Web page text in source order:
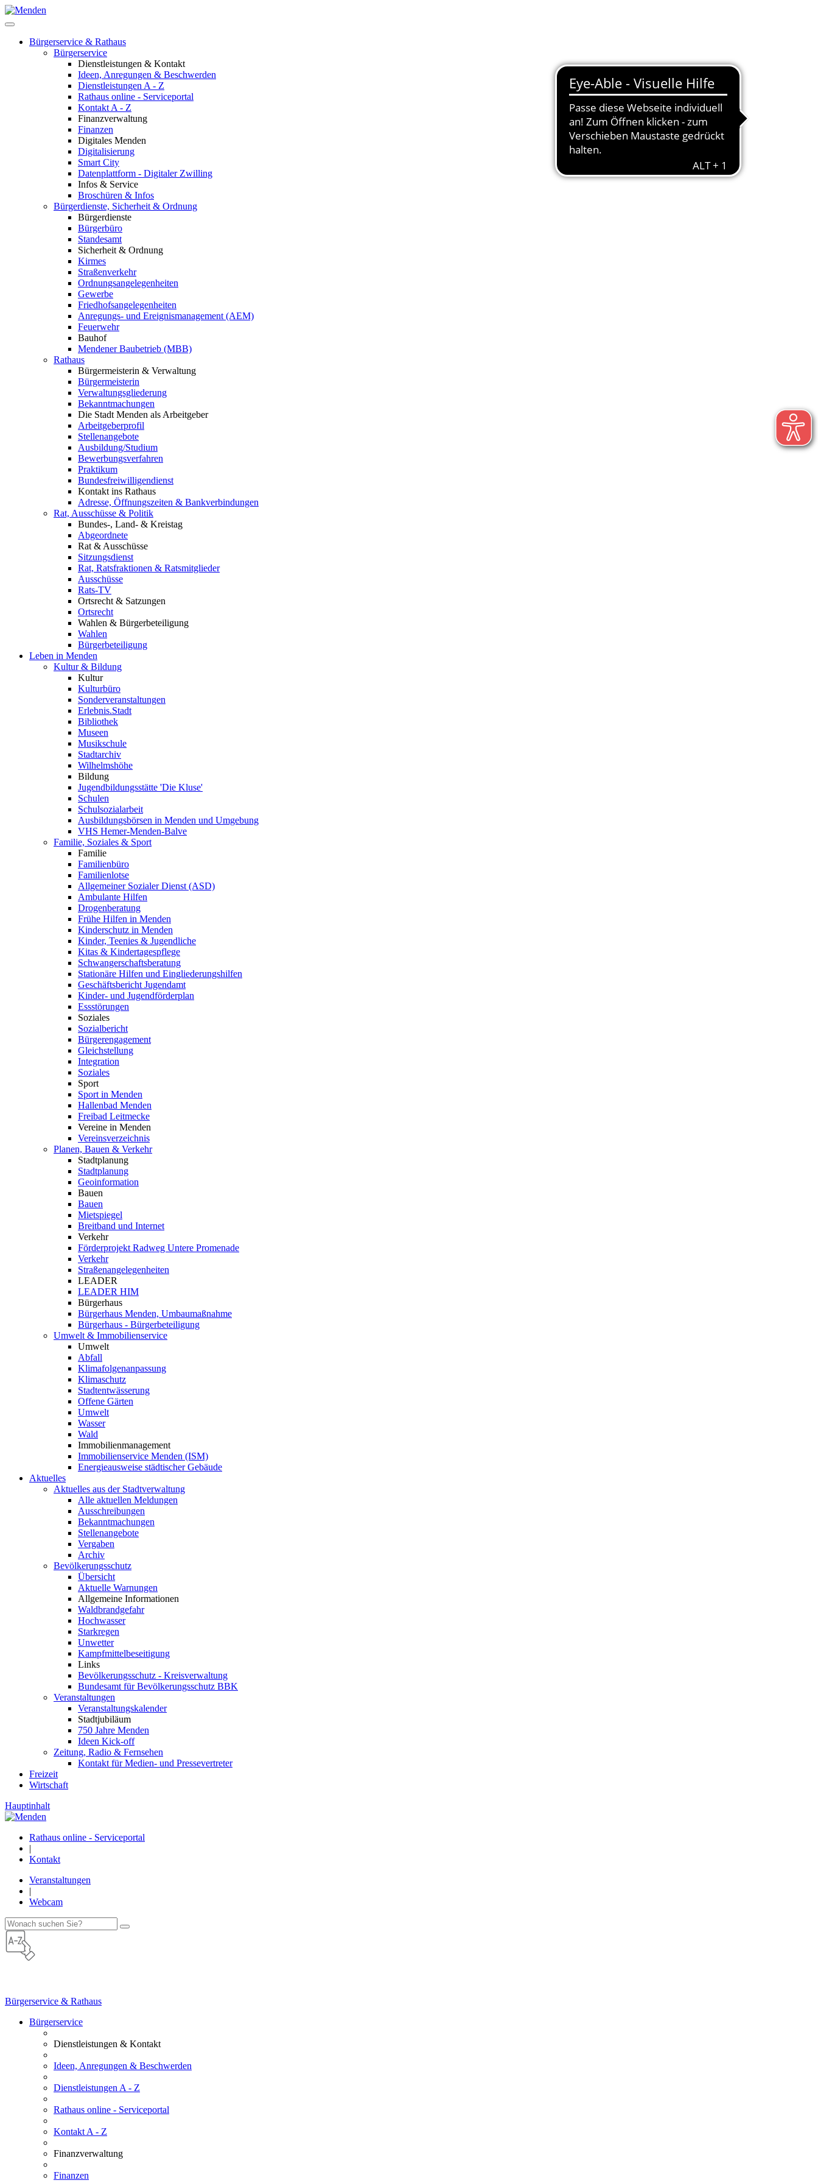
Bürgerservice & Rathaus
Bürgerservice
Dienstleistungen & Kontakt
Ideen, Anregungen & Beschwerden
Dienstleistungen A - Z
Rathaus online - Serviceportal
Kontakt A - Z
Finanzverwaltung
Finanzen
Digitales Menden
Digitalisierung
Smart City
Datenplattform - Digitaler Zwilling
Infos & Service
Broschüren & Infos
Bürgerdienste, Sicherheit & Ordnung
Bürgerdienste
Bürgerbüro
Standesamt
Sicherheit & Ordnung
Kirmes
Straßenverkehr
Ordnungsangelegenheiten
Gewerbe
Friedhofsangelegenheiten
Anregungs- und Ereignismanagement (AEM)
Feuerwehr
Bauhof
Mendener Baubetrieb (MBB)
Rathaus
Bürgermeisterin & Verwaltung
Bürgermeisterin
Verwaltungsgliederung
Bekanntmachungen
Die Stadt Menden als Arbeitgeber
Arbeitgeberprofil
Stellenangebote
Ausbildung/Studium
Bewerbungsverfahren
Praktikum
Bundesfreiwilligendienst
Kontakt ins Rathaus
Adresse, Öffnungszeiten & Bankverbindungen
Rat, Ausschüsse & Politik
Bundes-, Land- & Kreistag
Abgeordnete
Rat & Ausschüsse
Sitzungsdienst
Rat, Ratsfraktionen & Ratsmitglieder
Ausschüsse
Rats-TV
Ortsrecht & Satzungen
Ortsrecht
Wahlen & Bürgerbeteiligung
Wahlen
Bürgerbeteiligung
Leben in Menden
Kultur & Bildung
Kultur
Kulturbüro
Sonderveranstaltungen
Erlebnis.Stadt
Bibliothek
Museen
Musikschule
Stadtarchiv
Wilhelmshöhe
Bildung
Jugendbildungsstätte 'Die Kluse'
Schulen
Schulsozialarbeit
Ausbildungsbörsen in Menden und Umgebung
VHS Hemer-Menden-Balve
Familie, Soziales & Sport
Familie
Familienbüro
Familienlotse
Allgemeiner Sozialer Dienst (ASD)
Ambulante Hilfen
Drogenberatung
Frühe Hilfen in Menden
Kinderschutz in Menden
Kinder, Teenies & Jugendliche
Kitas & Kindertagespflege
Schwangerschaftsberatung
Stationäre Hilfen und Eingliederungshilfen
Geschäftsbericht Jugendamt
Kinder- und Jugendförderplan
Essstörungen
Soziales
Sozialbericht
Bürgerengagement
Gleichstellung
Integration
Soziales
Sport
Sport in Menden
Hallenbad Menden
Freibad Leitmecke
Vereine in Menden
Vereinsverzeichnis
Planen, Bauen & Verkehr
Stadtplanung
Stadtplanung
Geoinformation
Bauen
Bauen
Mietspiegel
Breitband und Internet
Verkehr
Förderprojekt Radweg Untere Promenade
Verkehr
Straßenangelegenheiten
LEADER
LEADER HIM
Bürgerhaus
Bürgerhaus Menden, Umbaumaßnahme
Bürgerhaus - Bürgerbeteiligung
Umwelt & Immobilienservice
Umwelt
Abfall
Klimafolgenanpassung
Klimaschutz
Stadtentwässerung
Offene Gärten
Umwelt
Wasser
Wald
Immobilienmanagement
Immobilienservice Menden (ISM)
Energieausweise städtischer Gebäude
Aktuelles
Aktuelles aus der Stadtverwaltung
Alle aktuellen Meldungen
Ausschreibungen
Bekanntmachungen
Stellenangebote
Vergaben
Archiv
Bevölkerungsschutz
Übersicht
Aktuelle Warnungen
Allgemeine Informationen
Waldbrandgefahr
Hochwasser
Starkregen
Unwetter
Kampfmittelbeseitigung
Links
Bevölkerungsschutz - Kreisverwaltung
Bundesamt für Bevölkerungsschutz BBK
Veranstaltungen
Veranstaltungskalender
Stadtjubiläum
750 Jahre Menden
Ideen Kick-off
Zeitung, Radio & Fernsehen
Kontakt für Medien- und Pressevertreter
Freizeit
Wirtschaft
Hauptinhalt
Rathaus online - Serviceportal
|
Kontakt
Veranstaltungen
|
Webcam
Bürgerservice & Rathaus
Bürgerservice
Dienstleistungen & Kontakt
Ideen, Anregungen & Beschwerden
Dienstleistungen A - Z
Rathaus online - Serviceportal
Kontakt A - Z
Finanzverwaltung
Finanzen